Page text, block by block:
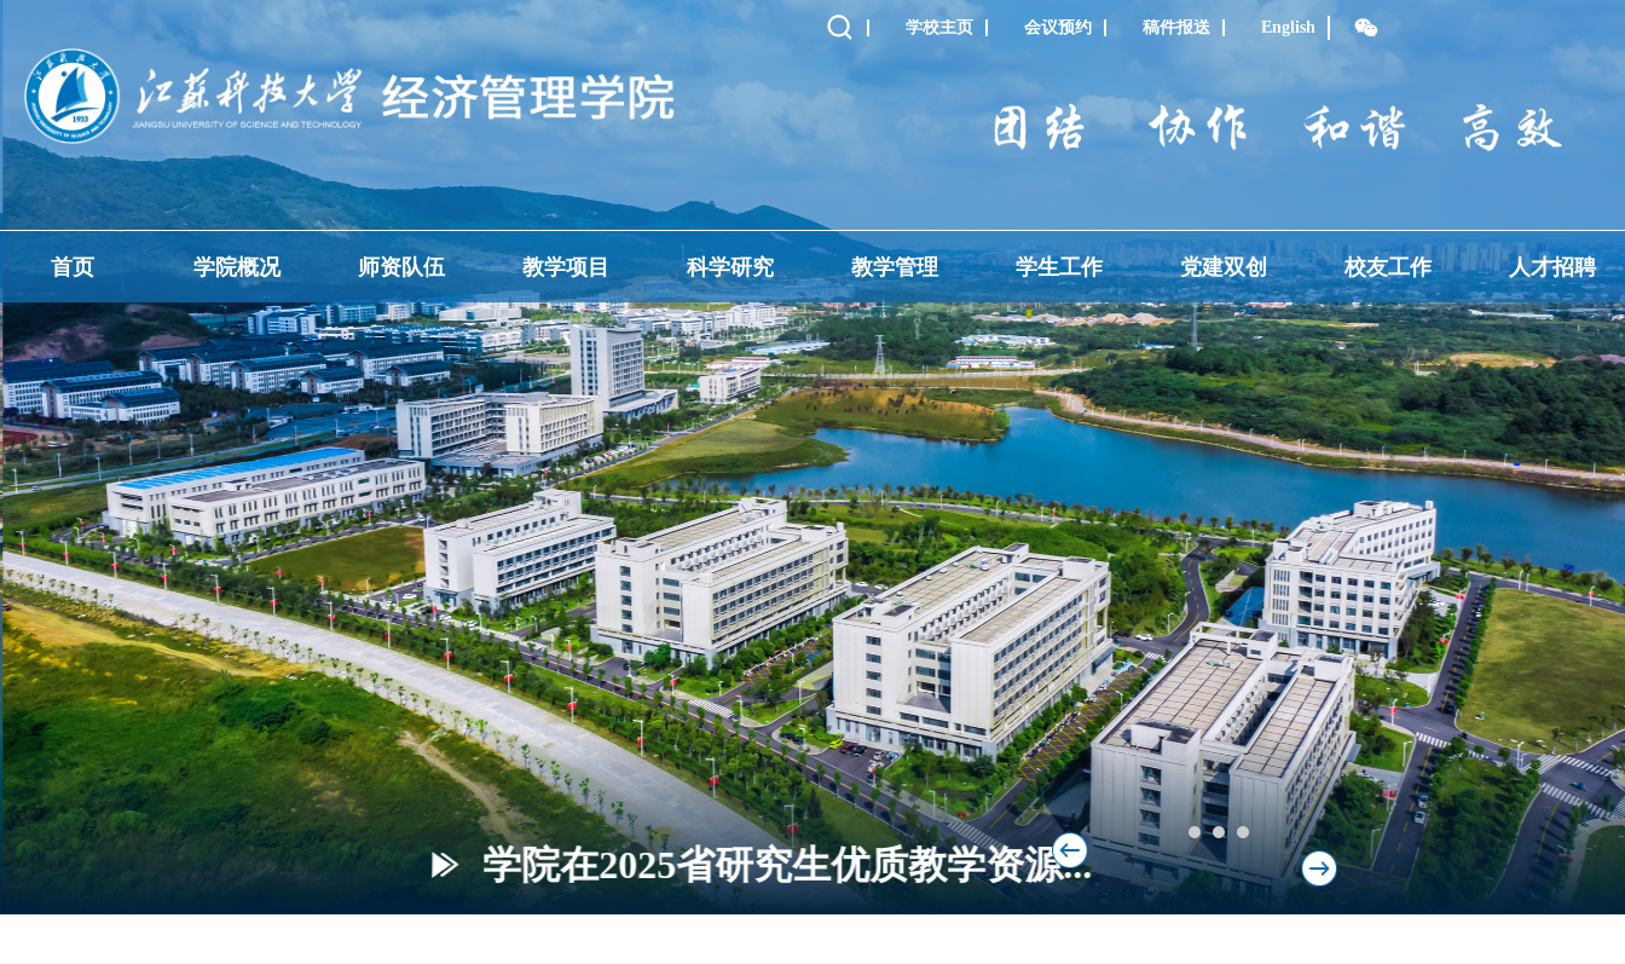
学校主页 会议预约 稿件报送 English
首页 学院概况 师资队伍 教学项目 科学研究 教学管理 学生工作 党建双创 校友工作 人才招聘
学院在2025省研究生优质教学资源...